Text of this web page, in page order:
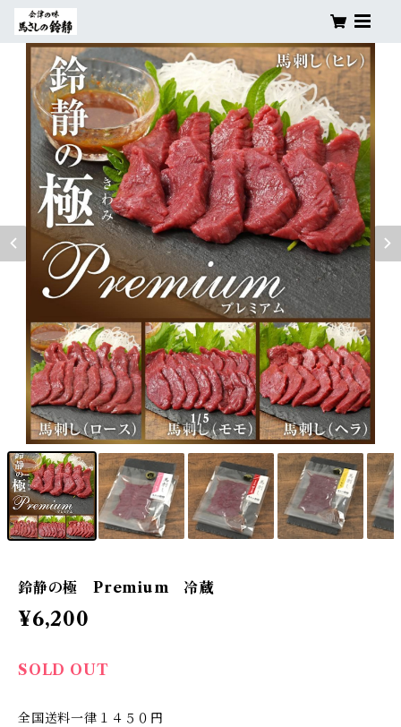
1/5
鈴静の極 Premium 冷蔵
¥6,200
SOLD OUT
全国送料一律１４５０円